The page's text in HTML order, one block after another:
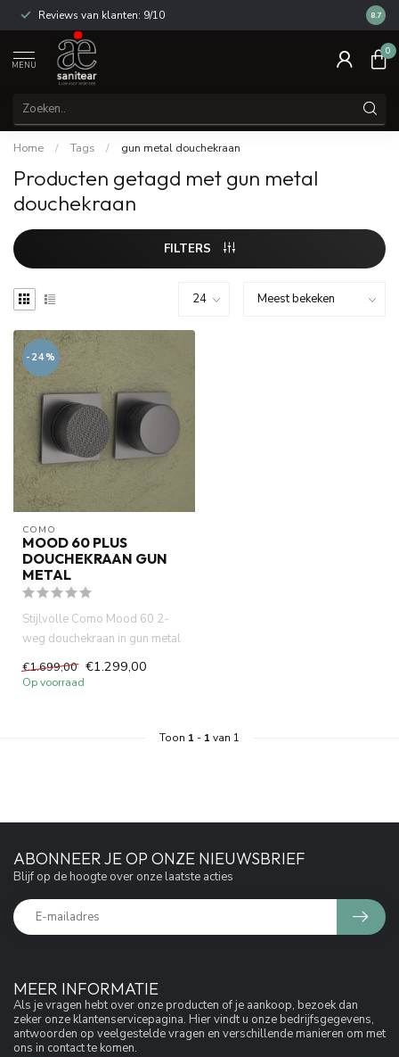
Reviews van klanten: 9/10 14
8.7
MENU
0
Home / Tags / gun metal douchekraan
Producten getagd met gun metal
douchekraan
FILTERS
-24%
COMO
MOOD 60 PLUS
DOUCHEKRAAN GUN
METAL
Stijlvolle Como Mood 60 2-
weg douchekraan in gun metal
met vierkante rozetten. K...
€1.699,00 €1.299,00
Op voorraad
Toon 1 - 1 van 1
MEER INFORMATIE
Als je vragen hebt over onze producten of je aankoop, bezoek dan
zeker onze klantenservicepagina. Hier vindt u onze bedrijfsgegevens,
antwoorden op veelgestelde vragen en verschillende manieren om met
ons in contact te komen.
ABONNEER JE OP ONZE NIEUWSBRIEF
Blijf op de hoogte over onze laatste acties